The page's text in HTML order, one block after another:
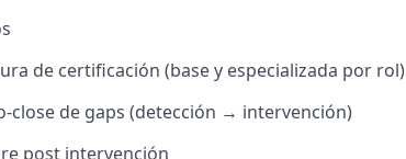
de certificación (base y especializada por rol)
close de gaps (detección → intervención)
post intervención